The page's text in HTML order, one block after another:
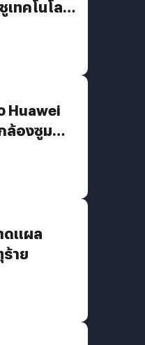
ทคโนโลยี
Huawei
ล้องซูม
ดแผล
ร้าย